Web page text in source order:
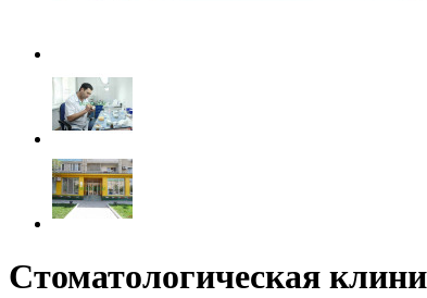
Стоматологическая